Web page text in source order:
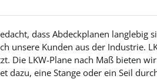
dass Abdeckplanen langlebig
unsere Kunden aus der Industrie.
Die LKW-Plane nach Maß bieten
dazu, eine Stange oder ein Seil